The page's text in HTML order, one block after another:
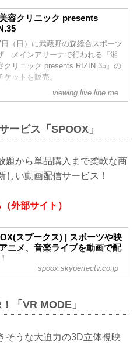
容クリニック presents
（日）に武蔵野の森総合スポーツ
メインアリーナで行われる『湘
クリニック presents RIZIN.35』の
ケットを販売。
級タイトルマッチ ホベルト・サト
ウザ vs. ジョニー・ケース
ーパーアトム級タイトルマッチ 浜
ンナ vs. SARAMI 他
配信でお楽しみください！
ードや詳細は、RIZIN オフィシャ
viewing.live.line.me
ービス「SPOOX」
題から単品購入まで柔軟な商
い動画配信サービス！
外部サイト）
スプークス) | スポーツや映
ニメ、音楽ライブを動画で配
スプークス)では、スポーツや映
も楽しめます。
spoox.skyperfectv.co.jp
「VR MODE」
そうな大迫力の3D立体視映